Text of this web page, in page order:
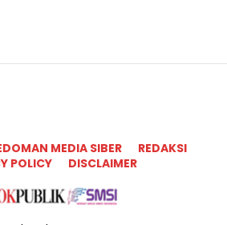
MEDIA SIBER
REDAKSI
POLICY
DISCLAIMER